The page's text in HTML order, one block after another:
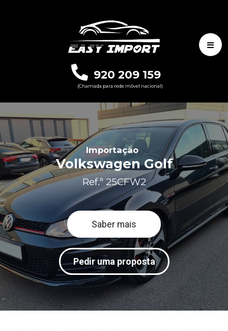
920 209 159
(Chamada para rede móvel nacional)
Importação
Volkswagen Golf
Ref.ª 25CFW2
Saber mais
Pedir uma proposta